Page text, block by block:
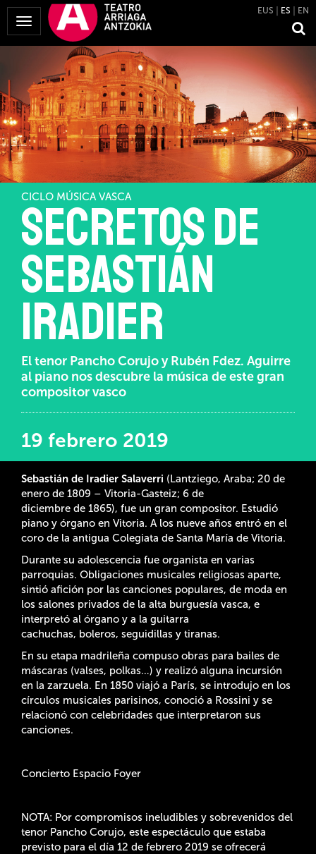
Mostrar
Menú
EUS ES EN
CICLO MÚSICA VASCA
Secretos de
Sebastián
Iradier
El tenor Pancho Corujo y Rubén Fdez. Aguirre
al piano nos descubre la música de este gran
compositor vasco
19 febrero 2019
Sebastián de Iradier Salaverri (Lantziego, Araba; 20 de
enero de 1809 – Vitoria-Gasteiz; 6 de
diciembre de 1865), fue un gran compositor. Estudió
piano y órgano en Vitoria. A los nueve años entró en el
coro de la antigua Colegiata de Santa María de Vitoria.
Durante su adolescencia fue organista en varias
parroquias. Obligaciones musicales religiosas aparte,
sintió afición por las canciones populares, de moda en
los salones privados de la alta burguesía vasca, e
interpretó al órgano y a la guitarra
cachuchas, boleros, seguidillas y tiranas.
En su etapa madrileña compuso obras para bailes de
máscaras (valses, polkas…) y realizó alguna incursión
en la zarzuela. En 1850 viajó a París, se introdujo en los
círculos musicales parisinos, conoció a Rossini y se
relacionó con celebridades que interpretaron sus
canciones.
Concierto Espacio Foyer
NOTA: Por compromisos ineludibles y sobrevenidos del
tenor Pancho Corujo, este espectáculo que estaba
previsto para el día 12 de febrero 2019 se ofrecerá